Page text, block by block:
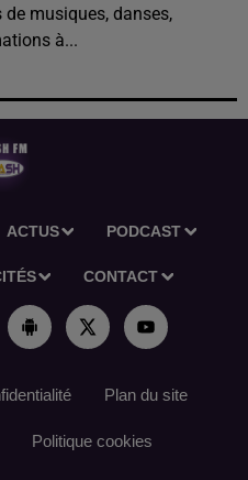
musiques, danses,
à...
ACTUS PODCAST
CONTACT
Plan du site
Politique cookies